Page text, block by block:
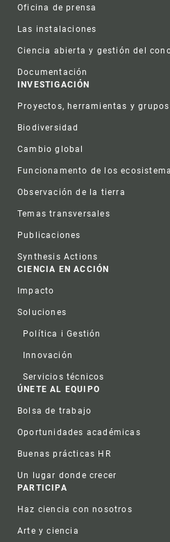
Oficina de prensa
Las instalaciones
Ciencia abierta y gestión del
Documentación
INVESTIGACIÓN
Proyectos, herramientas y grupos
Biodiversidad
Cambio global
Funcionamento de los
Observación de la tierra
Temas transversales
Publicaciones
Synthesis Actions
CIENCIA EN ACCIÓN
Impacto
Soluciones
Política i Gestión
Innovación
Servicios técnicos
ÚNETE AL EQUIPO
Bolsa de trabajo
Oportunidades académicas
Buenas prácticas HR
Un lugar donde crecer
PARTICIPA
Haz ciencia con nosotros
Arte y ciencia